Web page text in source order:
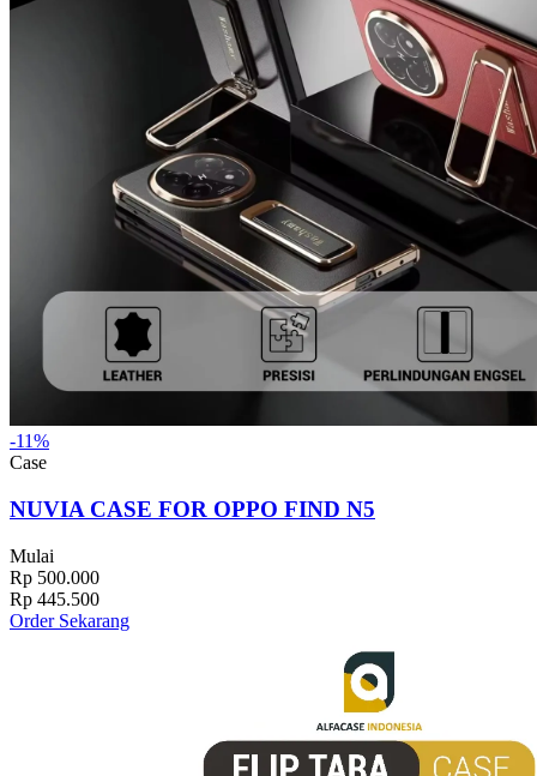
-11%
Case
NUVIA CASE FOR OPPO FIND N5
Mulai
Rp 500.000
Rp 445.500
Order Sekarang